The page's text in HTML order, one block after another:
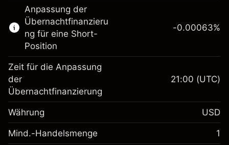
Knock-outs
$1,000.00
Anpassung der
Übernachtfinanzierung
Gebühren aus
Positionswert
-0.021596
%
Anpassung der
Übernachtfinanzieru
ng für eine Short-
Position
Margin. Ihre Investition
-0.00063%
Zeit für die Anpassung
der
Übernachtfinanzierung
21:00 (UTC)
Währung USD
Mind.-Handelsmenge 1